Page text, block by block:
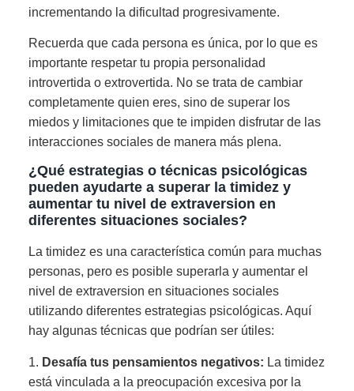
incrementando la dificultad progresivamente.
Recuerda que cada persona es única, por lo que es
importante respetar tu propia personalidad
introvertida o extrovertida. No se trata de cambiar
completamente quien eres, sino de superar los
miedos y limitaciones que te impiden disfrutar de las
interacciones sociales de manera más plena.
¿Qué estrategias o técnicas psicológicas
pueden ayudarte a superar la timidez y
aumentar tu nivel de extraversion en
diferentes situaciones sociales?
La timidez es una característica común para muchas
personas, pero es posible superarla y aumentar el
nivel de extraversion en situaciones sociales
utilizando diferentes estrategias psicológicas. Aquí
hay algunas técnicas que podrían ser útiles:
1. Desafía tus pensamientos negativos: La timidez
está vinculada a la preocupación excesiva por la